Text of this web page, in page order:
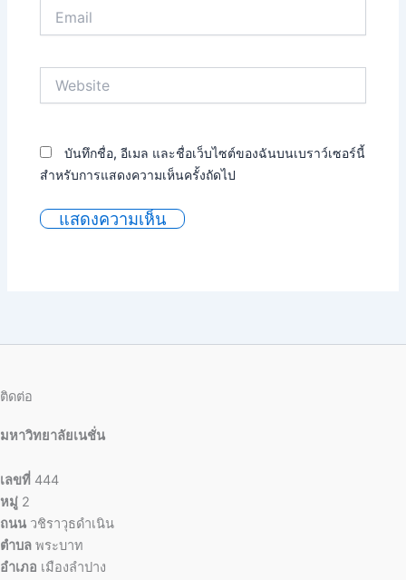
บันทึกชื่อ, อีเมล และชื่อเว็บไซต์ของฉันบนเบราว์เซอร์นี้
สำหรับการแสดงความเห็นครั้งถัดไป
ติดต่อ
มหาวิทยาลัยเนชั่น
เลขที่ 444
หมู่ 2
ถนน วชิราวุธดำเนิน
ตำบล พระบาท
อำเภอ เมืองลำปาง